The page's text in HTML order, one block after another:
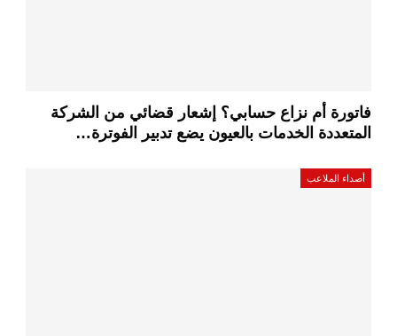
فاتورة أم نزاع حسابي؟ إشعار قضائي من الشركة
المتعددة الخدمات بالعيون يضع تدبير الفوترة…
أصداء الملاعب